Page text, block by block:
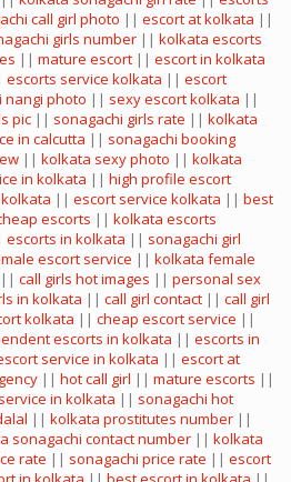
call girl photo || escort at kolkata ||
girls number || kolkata escorts
|| mature escort || escort in kolkata
escorts service kolkata || escort
nangi photo || sexy escort kolkata ||
pic || sonagachi girls rate || kolkata
in calcutta || sonagachi booking
|| kolkata sexy photo || kolkata
in kolkata || high profile escort
|| escort service kolkata || best
escorts || kolkata escorts
escorts in kolkata || sonagachi girl
escort service || kolkata female
|| call girls hot images || personal sex
in kolkata || call girl contact || call girl
kolkata || cheap escort service ||
escorts in kolkata || escorts in
service in kolkata || escort at
|| hot call girl || mature escorts ||
in kolkata || sonagachi hot
|| kolkata prostitutes number ||
sonagachi contact number || kolkata
rate || sonagachi price rate || escort